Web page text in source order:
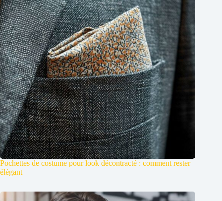
Pochettes de costume pour look décontracté : comment rester
élégant